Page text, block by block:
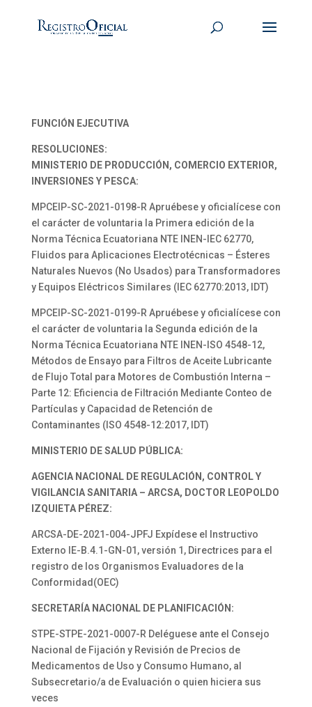
FUNCIÓN EJECUTIVA
RESOLUCIONES:
MINISTERIO DE PRODUCCIÓN, COMERCIO EXTERIOR,
INVERSIONES Y PESCA:
MPCEIP-SC-2021-0198-R Apruébese y oficialícese con
el carácter de voluntaria la Primera edición de la
Norma Técnica Ecuatoriana NTE INEN-IEC 62770,
Fluidos para Aplicaciones Electrotécnicas – Ésteres
Naturales Nuevos (No Usados) para Transformadores
y Equipos Eléctricos Similares (IEC 62770:2013, IDT)
MPCEIP-SC-2021-0199-R Apruébese y oficialícese con
el carácter de voluntaria la Segunda edición de la
Norma Técnica Ecuatoriana NTE INEN-ISO 4548-12,
Métodos de Ensayo para Filtros de Aceite Lubricante
de Flujo Total para Motores de Combustión Interna –
Parte 12: Eficiencia de Filtración Mediante Conteo de
Partículas y Capacidad de Retención de
Contaminantes (ISO 4548-12:2017, IDT)
MINISTERIO DE SALUD PÚBLICA:
AGENCIA NACIONAL DE REGULACIÓN, CONTROL Y
VIGILANCIA SANITARIA – ARCSA, DOCTOR LEOPOLDO
IZQUIETA PÉREZ:
ARCSA-DE-2021-004-JPFJ Expídese el Instructivo
Externo IE-B.4.1-GN-01, versión 1, Directrices para el
registro de los Organismos Evaluadores de la
Conformidad(OEC)
SECRETARÍA NACIONAL DE PLANIFICACIÓN:
STPE-STPE-2021-0007-R Deléguese ante el Consejo
Nacional de Fijación y Revisión de Precios de
Medicamentos de Uso y Consumo Humano, al
Subsecretario/a de Evaluación o quien hiciera sus
veces